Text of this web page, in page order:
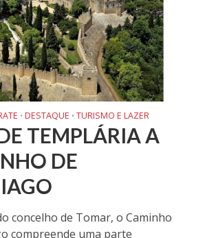
• DESTAQUE • TURISMO E LAZER
TEMPLÁRIA A
DE
concelho de Tomar, o Caminho
compreende uma parte